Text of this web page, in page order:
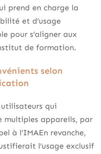
prend en charge la
et d’usage
pour s’aligner aux
de formation.
selon
utilisateurs qui
multiples appareils, par
à l’IMAEn revanche,
l’usage exclusif